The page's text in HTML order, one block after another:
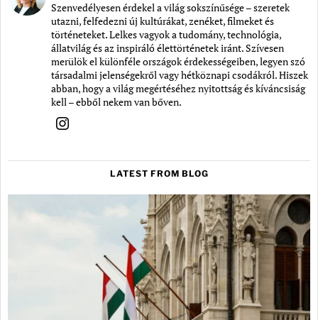
Szenvedélyesen érdekel a világ sokszínűsége – szeretek
utazni, felfedezni új kultúrákat, zenéket, filmeket és
történeteket. Lelkes vagyok a tudomány, technológia,
állatvilág és az inspiráló élettörténetek iránt. Szívesen
merülök el különféle országok érdekességeiben, legyen szó
társadalmi jelenségekről vagy hétköznapi csodákról. Hiszek
abban, hogy a világ megértéséhez nyitottság és kíváncsiság
kell – ebből nekem van bőven.
LATEST FROM BLOG